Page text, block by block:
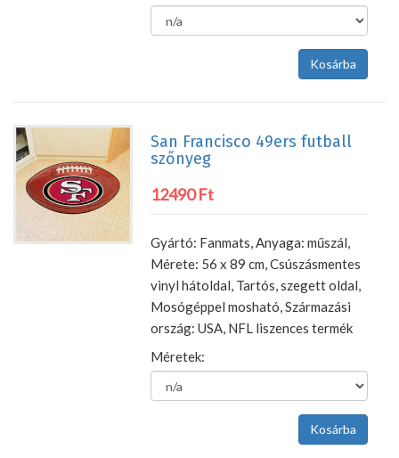
San Francisco 49ers futball
szőnyeg
12490 Ft
Gyártó: Fanmats, Anyaga: műszál,
Mérete: 56 x 89 cm, Csúszásmentes
vinyl hátoldal, Tartós, szegett oldal,
Mosógéppel mosható, Származási
ország: USA, NFL liszences termék
Méretek: